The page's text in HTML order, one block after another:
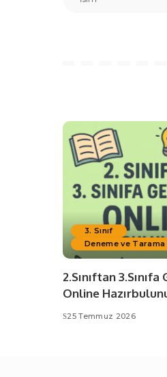
3. Sınıf
Deneme ve Tarama
2.Sınıftan
Online
25 Temmuz 2026